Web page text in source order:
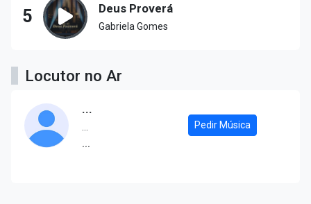
5 Deus Proverá
Gabriela Gomes
Locutor no Ar
...
...
Pedir Música